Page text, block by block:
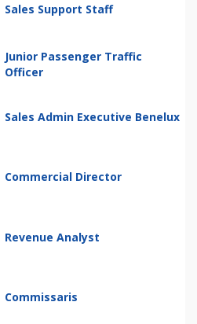
Sales Support Staff
Junior Passenger Traffic
Officer
Sales Admin Executive Benelux
Commercial Director
Revenue Analyst
Commissaris